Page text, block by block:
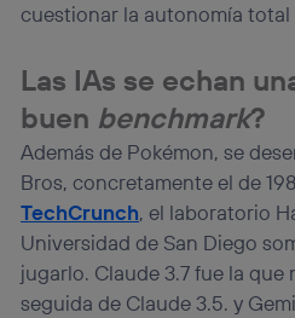
cuestionar la autonomía total
Las IAs se echan
buen benchmark?
Además de Pokémon, se
Bros, concretamente el de
TechCrunch, el laboratorio
Universidad de San Diego
jugarlo. Claude 3.7 fue la
seguida de Claude 3.5. y